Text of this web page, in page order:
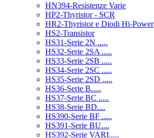
HN394-Resistenze Varie
HP2-Thyristor - SCR
HR2-Thyristor e Diodi Hi-Power
HS2-Transistor
HS31-Serie 2N .....
HS32-Serie 2SA .....
HS33-Serie 2SB .....
HS34-Serie 2SC .....
HS35-Serie 2SD .....
HS36-Serie B.....
HS37-Serie BC .....
HS38-Serie BD....
HS390-Serie BF .....
HS391-Serie BU....
HS392-Serie VARI.....